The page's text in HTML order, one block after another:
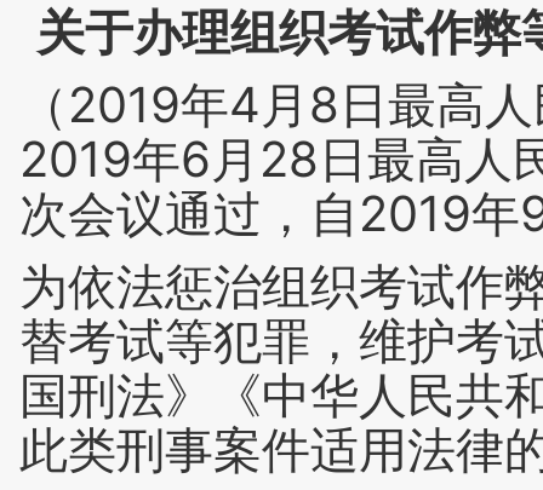
关于办理组织考试作
（2019年4月8日最高
2019年6月28日最高人
次会议通过，自2019
为依法惩治组织考试作
替考试等犯罪，维护考
国刑法》《中华人民共
此类刑事案件适用法律